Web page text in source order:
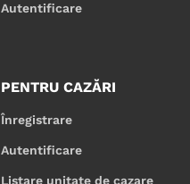
Autentificare
PENTRU CAZĂRI
Înregistrare
Autentificare
Listare unitate de cazare